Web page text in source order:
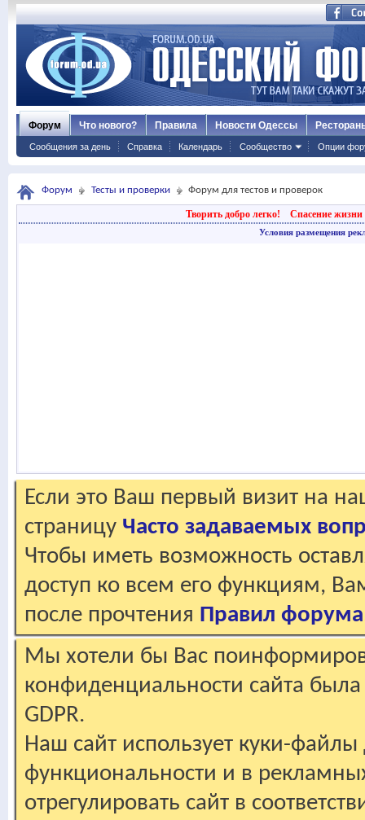
Форум
Сообщения за день Справка Календарь Сообщество Опции
Что нового? Правила Новости Одессы
Форум Тесты и проверки Форум для тестов и проверок
Творить добро легко! Спасение жизни
Условия размещения
Если это Ваш первый визит на
страницу Часто задаваемых
Чтобы иметь возможность
доступ ко всем его функциям,
после прочтения Правил форума
Мы хотели бы Вас
конфиденциальности сайта
GDPR.
Наш сайт использует куки-файлы
функциональности и в
отрегулировать сайт в